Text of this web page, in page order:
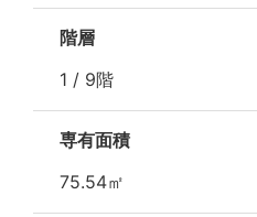
階層
1 / 9階
専有面積
75.54㎡